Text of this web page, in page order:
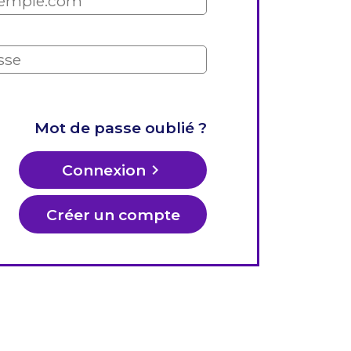
Mot de passe oublié ?
Connexion keyboard_arrow_right
Créer un compte